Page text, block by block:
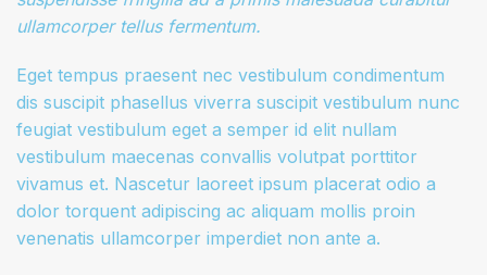
ullamcorper tellus fermentum.
Eget tempus praesent nec vestibulum condimentum
dis suscipit phasellus viverra suscipit vestibulum nunc
feugiat vestibulum eget a semper id elit nullam
vestibulum maecenas convallis volutpat porttitor
vivamus et. Nascetur laoreet ipsum placerat odio a
dolor torquent adipiscing ac aliquam mollis proin
venenatis ullamcorper imperdiet non ante a.